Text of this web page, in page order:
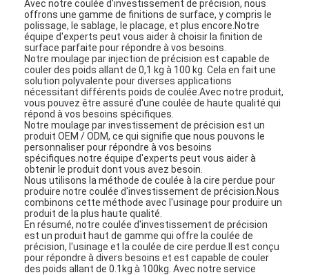
Avec notre coulée d'investissement de précision, nous
offrons une gamme de finitions de surface, y compris le
polissage, le sablage, le placage, et plus encore.Notre
équipe d'experts peut vous aider à choisir la finition de
surface parfaite pour répondre à vos besoins.
Notre moulage par injection de précision est capable de
couler des poids allant de 0,1 kg à 100 kg. Cela en fait une
solution polyvalente pour diverses applications
nécessitant différents poids de coulée.Avec notre produit,
vous pouvez être assuré d'une coulée de haute qualité qui
répond à vos besoins spécifiques.
Notre moulage par investissement de précision est un
produit OEM / ODM, ce qui signifie que nous pouvons le
personnaliser pour répondre à vos besoins
spécifiques.notre équipe d'experts peut vous aider à
obtenir le produit dont vous avez besoin.
Nous utilisons la méthode de coulée à la cire perdue pour
produire notre coulée d'investissement de précision.Nous
combinons cette méthode avec l'usinage pour produire un
produit de la plus haute qualité.
En résumé, notre coulée d'investissement de précision
est un produit haut de gamme qui offre la coulée de
précision, l'usinage et la coulée de cire perdue.Il est conçu
pour répondre à divers besoins et est capable de couler
des poids allant de 0.1kg à 100kg. Avec notre service